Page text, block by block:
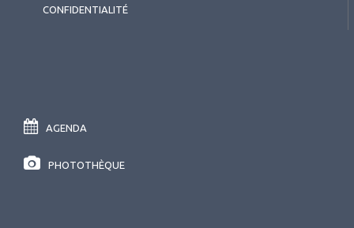
CONFIDENTIALITÉ
AGENDA
PHOTOTHÈQUE